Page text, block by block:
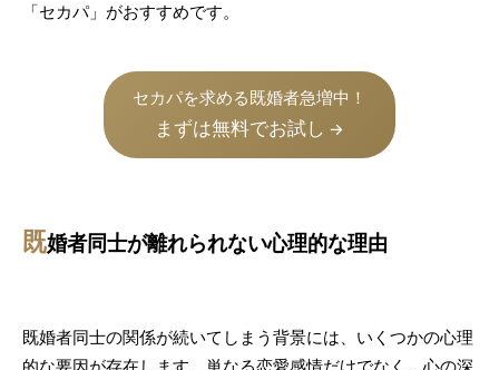
「セカパ」がおすすめです。
セカパを求める既婚者急増中！
まずは無料でお試し →
既婚者同士が離れられない心理的な理由
既婚者同士の関係が続いてしまう背景には、いくつかの心理